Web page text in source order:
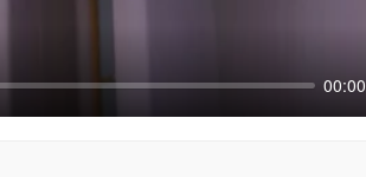
00:00